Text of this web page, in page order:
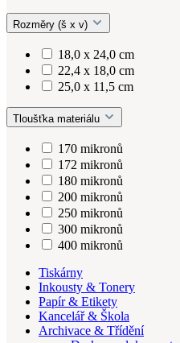
Rozměry (š x v)
18,0 x 24,0 cm
22,4 x 18,0 cm
25,0 x 11,5 cm
Tloušťka materiálu
170 mikronů
172 mikronů
180 mikronů
200 mikronů
250 mikronů
300 mikronů
400 mikronů
Tiskárny
Inkousty & Tonery
Papír & Etikety
Kancelář & Škola
Archivace & Třídění